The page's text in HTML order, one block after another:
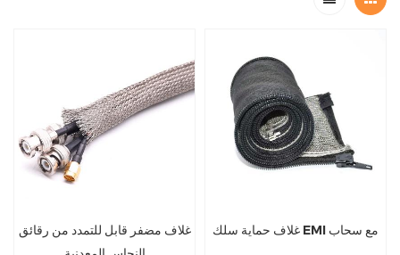
غلاف مضفر قابل للتمدد من رقائق
غلاف حماية سلك EMI مع سحاب